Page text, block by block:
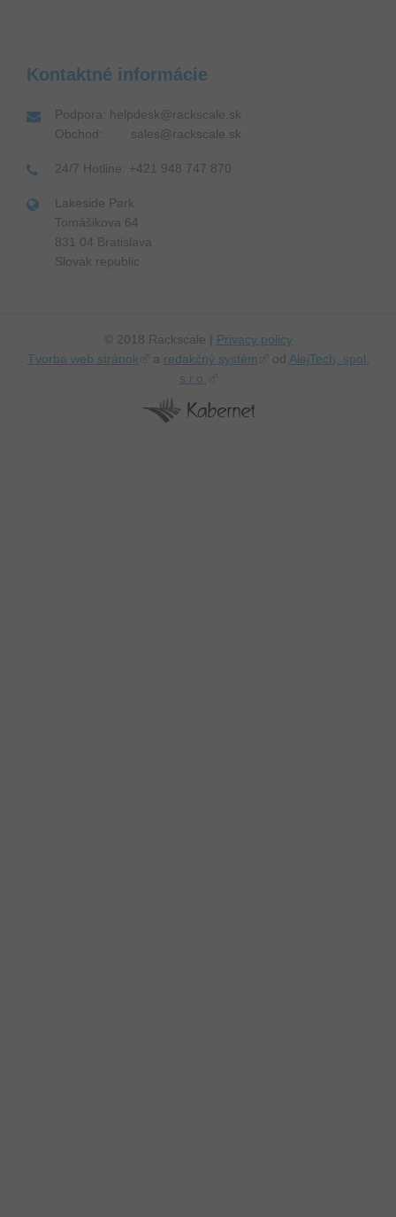
Kontaktné informácie
Podpora: helpdesk@rackscale.sk
Obchod: sales@rackscale.sk
24/7 Hotline: +421 948 747 870
Lakeside Park
Tomášikova 64
831 04 Bratislava
Slovak republic
© 2018 Rackscale | Privacy policy
Tvorba web stránok
a redakčný systém od AlejTech, spol.
s r.o.